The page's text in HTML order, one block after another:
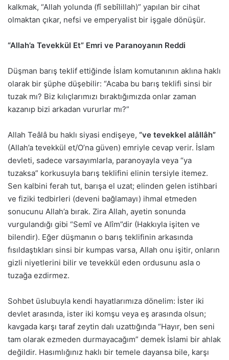
kalkmak, “Allah yolunda (fî sebîlillah)” yapılan bir cihat
olmaktan çıkar, nefsi ve emperyalist bir işgale dönüşür.
“Allah’a Tevekkül Et” Emri ve Paranoyanın Reddi
Düşman barış teklif ettiğinde İslam komutanının aklına haklı
olarak bir şüphe düşebilir: “Acaba bu barış teklifi sinsi bir
tuzak mı? Biz kılıçlarımızı bıraktığımızda onlar zaman
kazanıp bizi arkadan vururlar mı?”
Allah Teâlâ bu haklı siyasi endişeye, “ve tevekkel alâllâh”
(Allah’a tevekkül et/O’na güven) emriyle cevap verir. İslam
devleti, sadece varsayımlarla, paranoyayla veya “ya
tuzaksa” korkusuyla barış teklifini elinin tersiyle itemez.
Sen kalbini ferah tut, barışa el uzat; elinden gelen istihbari
ve fiziki tedbirleri (deveni bağlamayı) ihmal etmeden
sonucunu Allah’a bırak. Zira Allah, ayetin sonunda
vurgulandığı gibi “Semî ve Alîm”dir (Hakkıyla işiten ve
bilendir). Eğer düşmanın o barış teklifinin arkasında
fısıldaştıkları sinsi bir kumpas varsa, Allah onu işitir, onların
gizli niyetlerini bilir ve tevekkül eden ordusunu asla o
tuzağa ezdirmez.
Sohbet üslubuyla kendi hayatlarımıza dönelim: İster iki
devlet arasında, ister iki komşu veya eş arasında olsun;
kavgada karşı taraf zeytin dalı uzattığında “Hayır, ben seni
tam olarak ezmeden durmayacağım” demek İslami bir ahlak
değildir. Hasımlığınız haklı bir temele dayansa bile, karşı